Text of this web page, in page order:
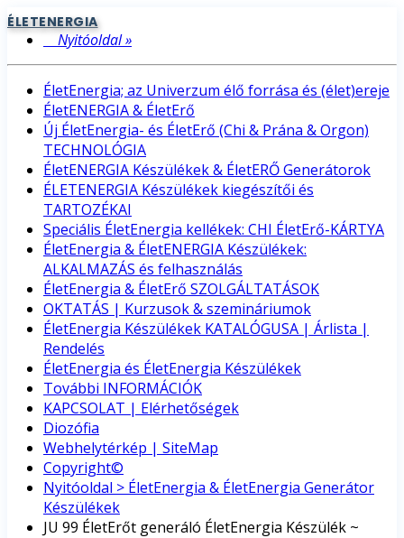
ÉLETENERGIA
Nyitóoldal »
ÉletEnergia; az Univerzum élő forrása és (élet)ereje
ÉletENERGIA & ÉletErő
Új ÉletEnergia- és ÉletErő (Chi & Prána & Orgon)
TECHNOLÓGIA
ÉletENERGIA Készülékek & ÉletERŐ Generátorok
ÉLETENERGIA Készülékek kiegészítői és
TARTOZÉKAI
Speciális ÉletEnergia kellékek: CHI ÉletErő-KÁRTYA
ÉletEnergia & ÉletENERGIA Készülékek:
ALKALMAZÁS és felhasználás
ÉletEnergia & ÉletErő SZOLGÁLTATÁSOK
OKTATÁS | Kurzusok & szemináriumok
ÉletEnergia Készülékek KATALÓGUSA | Árlista |
Rendelés
ÉletEnergia és ÉletEnergia Készülékek
További INFORMÁCIÓK
KAPCSOLAT | Elérhetőségek
Diozófia
Webhelytérkép | SiteMap
Copyright©
Nyitóoldal > ÉletEnergia & ÉletEnergia Generátor
Készülékek
JU 99 ÉletErőt generáló ÉletEnergia Készülék ~